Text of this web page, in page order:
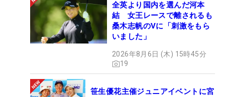
全英より国内を選んだ河本
結 女王レースで離されるも
桑木志帆のVに「刺激をもら
いました」
2026年8月6日 (木) 15時45分
19
笹生優花主催ジュニアイベントに宮